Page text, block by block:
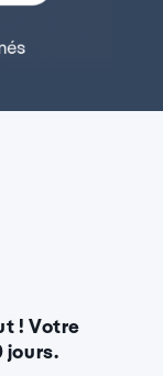
! Votre
jours.